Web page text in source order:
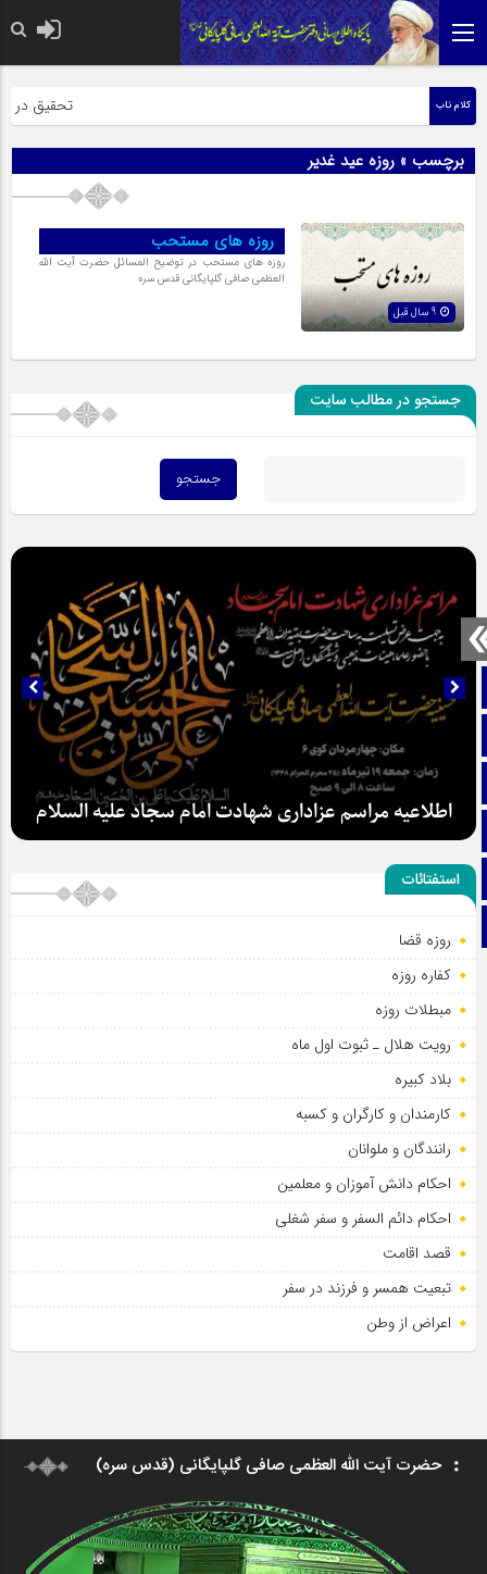
صفحه نخست
آپارات
اینستاگرام
کلام ناب تحقیق در
برچسب » روزه عید غدیر
روزه هاى مستحب
روزه هاى مستحب در توضیح المسائل حضرت آیت الله
العظمی صافی گلپایگانی قدس سره
جستجو در مطالب سایت
اطلاعیه مراسم عزاداری شهادت امام سجاد علیه السلام
استفتائات
روزه قضا
کفاره روزه
مبطلات روزه
رویت هلال ـ ثبوت اول ماه
بلاد کبیره
کارمندان و کارگران و کسبه
رانندگان و ملوانان
احکام دانش آموزان و معلمین
احکام دائم السفر و سفر شغلی
قصد اقامت
تبعیت همسر و فرزند در سفر
اعراض از وطن
حضرت آیت الله العظمی صافی گلپایگانی (قدس سره)